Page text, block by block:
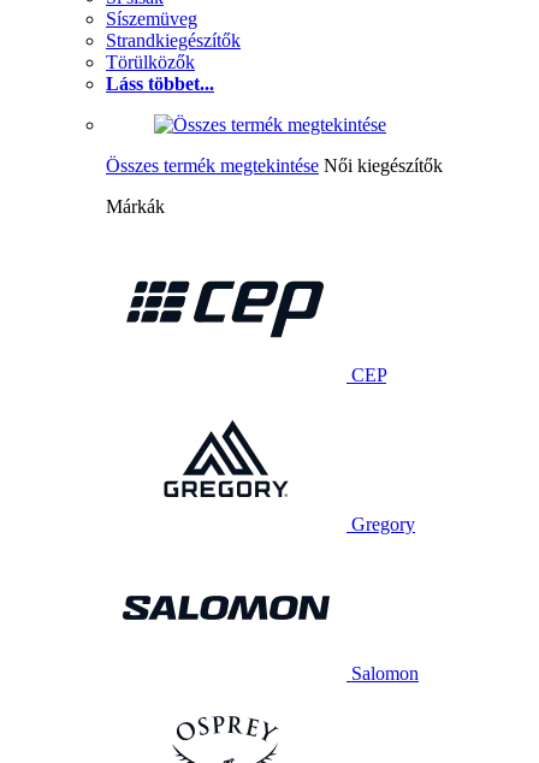
Síszemüveg
Strandkiegészítők
Törülközők
Láss többet...
Összes termék megtekintése Női kiegészítők
Márkák
CEP
Gregory
Salomon